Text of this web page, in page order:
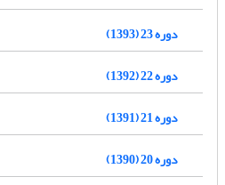
دوره 23 (1393)
دوره 22 (1392)
دوره 21 (1391)
دوره 20 (1390)